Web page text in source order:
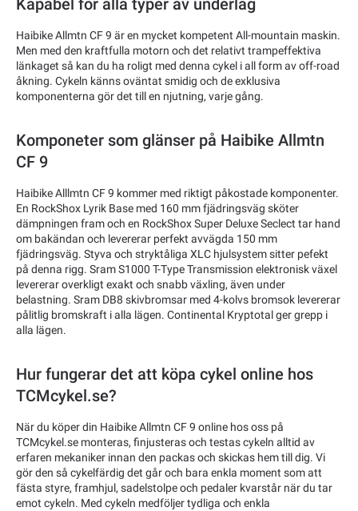
Kapabel för alla typer av underlag
Haibike Allmtn CF 9 är en mycket kompetent All-mountain maskin.
Men med den kraftfulla motorn och det relativt trampeffektiva
länkaget så kan du ha roligt med denna cykel i all form av off-road
åkning. Cykeln känns oväntat smidig och de exklusiva
komponenterna gör det till en njutning, varje gång.
Komponeter som glänser på Haibike Allmtn
CF 9
Haibike Alllmtn CF 9 kommer med riktigt påkostade komponenter.
En RockShox Lyrik Base med 160 mm fjädringsväg sköter
dämpningen fram och en RockShox Super Deluxe Seclect tar hand
om bakändan och levererar perfekt avvägda 150 mm
fjädringsväg. Styva och stryktåliga XLC hjulsystem sitter pefekt
på denna rigg. Sram S1000 T-Type Transmission elektronisk växel
levererar overkligt exakt och snabb växling, även under
belastning. Sram DB8 skivbromsar med 4-kolvs bromsok levererar
pålitlig bromskraft i alla lägen. Continental Kryptotal ger grepp i
alla lägen.
Hur fungerar det att köpa cykel online hos
TCMcykel.se?
När du köper din Haibike Allmtn CF 9 online hos oss på
TCMcykel.se monteras, finjusteras och testas cykeln alltid av
erfaren mekaniker innan den packas och skickas hem till dig. Vi
gör den så cykelfärdig det går och bara enkla moment som att
fästa styre, framhjul, sadelstolpe och pedaler kvarstår när du tar
emot cykeln. Med cykeln medföljer tydliga och enkla